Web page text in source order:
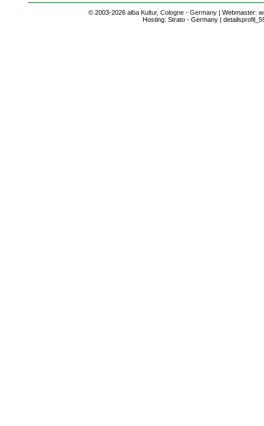
© 2003-2026 alba Kultur, Cologne - Germany | Webmaster:
Hosting: Strato - Germany |